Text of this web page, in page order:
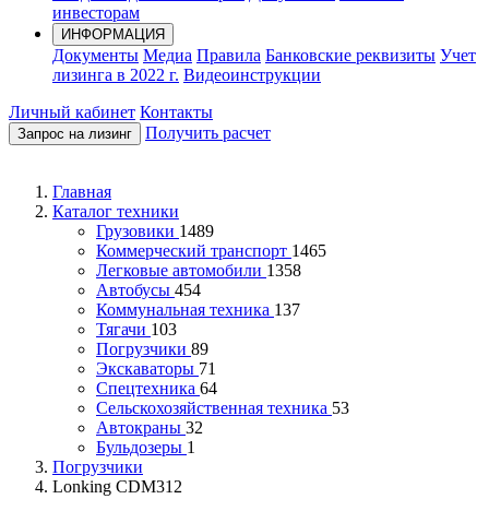
инвесторам
ИНФОРМАЦИЯ
Документы Медиа Правила Банковские реквизиты Учет
лизинга в 2022 г. Видеоинструкции
Личный кабинет Контакты
Запрос на лизинг Получить расчет
Главная
Каталог техники
Грузовики 1489
Коммерческий транспорт 1465
Легковые автомобили 1358
Автобусы 454
Коммунальная техника 137
Тягачи 103
Погрузчики 89
Экскаваторы 71
Спецтехника 64
Сельскохозяйственная техника 53
Автокраны 32
Бульдозеры 1
Погрузчики
Lonking CDM312